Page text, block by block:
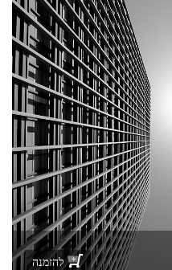
להזמנה